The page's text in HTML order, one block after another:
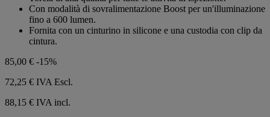
Con modalità di sovralimentazione Boost per un'illuminazione
fino a 600 lumen.
Fornita con un cinturino in silicone e una custodia con clip da
cintura.
85,00 € -15%
72,25 € IVA Escl.
88,15 € IVA incl.